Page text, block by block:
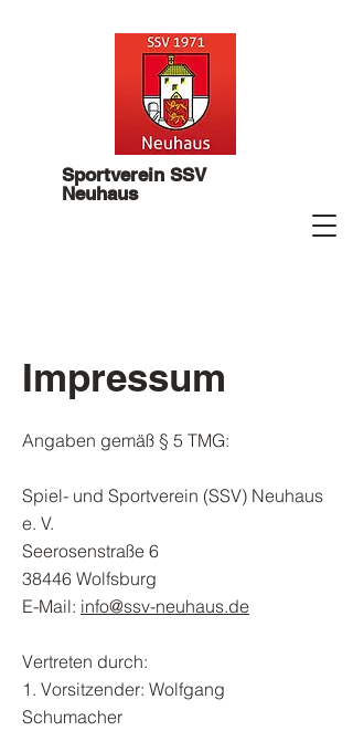
Sportverein SSV
Neuhaus
Angaben gemäß § 5 TMG:
Spiel- und Sportverein (SSV) Neuhaus
e. V.
Seerosenstraße 6
38446 Wolfsburg
E-Mail: info@ssv-neuhaus.de
Vertreten durch:
1. Vorsitzender: Wolfgang
Schumacher
Impressum